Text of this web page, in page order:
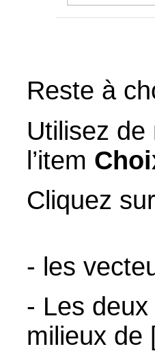
Reste à
l’item
Cliquez
- les
- Les
milieux de